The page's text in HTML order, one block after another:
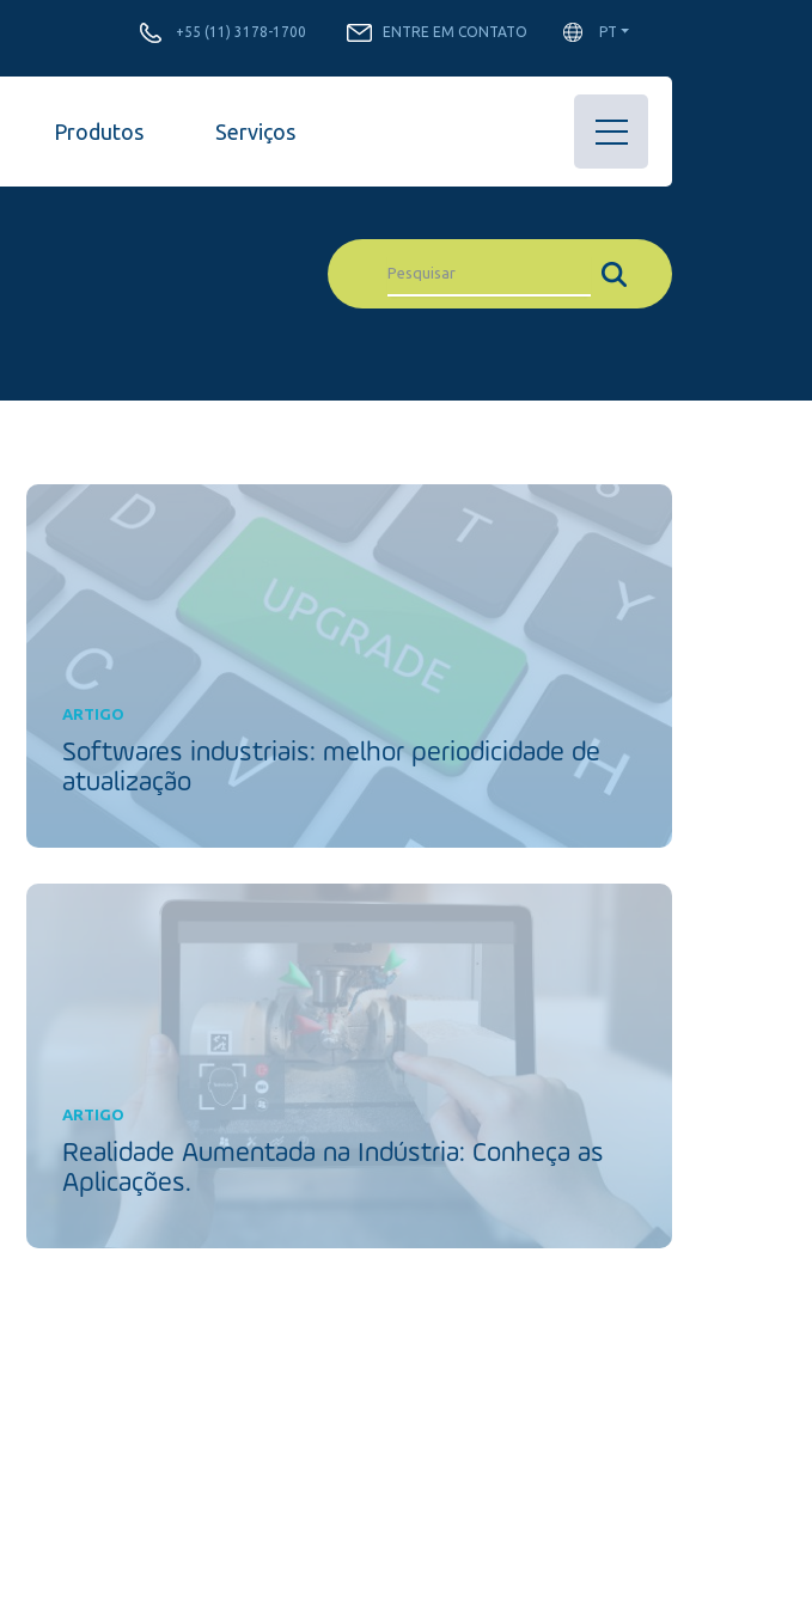
+55 (11) 3178-1700 ENTRE EM CONTATO PT
Produtos Serviços
ARTIGO
Softwares industriais: melhor periodicidade de
atualização
ARTIGO
Realidade Aumentada na Indústria: Conheça as
Aplicações.